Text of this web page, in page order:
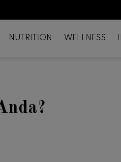
NUTRITION WELLNESS